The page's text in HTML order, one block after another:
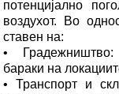
потенцијално
воздухот. Во
ставен на:
• Градежништво:
бараки на
• Транспорт и